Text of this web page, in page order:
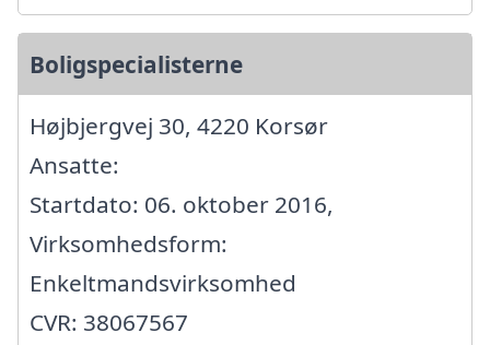
Boligspecialisterne
Højbjergvej 30, 4220 Korsør
Ansatte:
Startdato: 06. oktober 2016,
Virksomhedsform:
Enkeltmandsvirksomhed
CVR: 38067567